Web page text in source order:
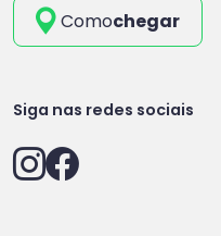
Comochegar
Siga nas redes sociais